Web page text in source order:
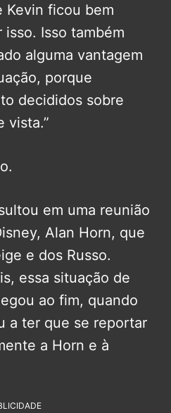
Kevin ficou bem
Isso também
alguma vantagem
porque
decididos sobre
vista.”
em uma reunião
Alan Horn, que
e dos Russo.
essa situação de
ao fim, quando
a ter que se reportar
a Horn e à